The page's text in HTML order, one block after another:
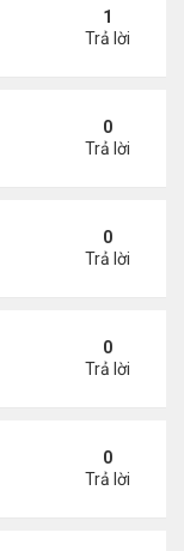
xóm sau mâu
1
Trả lời
trong kỳ trăng
0
Trả lời
truy tố tội gạ gẫm
0
Trả lời
Building: A
0
Trả lời
lạm dụng tình dục
0
Trả lời